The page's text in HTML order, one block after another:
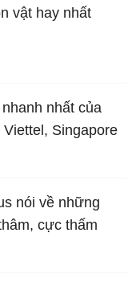
vật hay nhất
nhất của
Viettel, Singapore
nói về những
cực thấm